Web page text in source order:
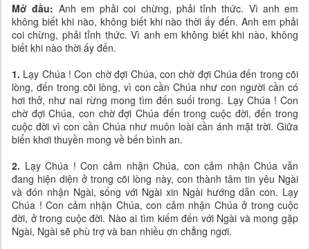
Mở đầu: Anh em phải coi chừng, phải tỉnh thức. Vì anh em
không biết khi nào, không biết khi nào thời ấy đến. Anh em phải
coi chừng, phải tỉnh thức. Vì anh em không biết khi nào, không
biết khi nào thời ấy đến.
1. Lạy Chúa ! Con chờ đợi Chúa, con chờ đợi Chúa đến trong cõi
lòng, đến trong cõi lòng, vì con cần Chúa như con người cần có
hơi thở, như nai rừng mong tìm đến suối trong. Lạy Chúa ! Con
chờ đợi Chúa, con chờ đợi Chúa đến trong cuộc đời, đến trong
cuộc đời vì con cần Chúa như muôn loài cần ánh mặt trời. Giữa
biển khơi thuyền mong về bến bình an.
2. Lạy Chúa ! Con cảm nhận Chúa, con cảm nhận Chúa vẫn
đang hiện diện ở trong cõi lòng này, con thành tâm tin yêu Ngài
và đón nhận Ngài, sống với Ngài xin Ngài hướng dẫn con. Lạy
Chúa ! Con cảm nhận Chúa, con cảm nhận Chúa ở trong cuộc
đời, ở trong cuộc đời. Nào ai tìm kiếm đến với Ngài và mong gặp
Ngài, Ngài sẽ phù trợ và ban nhiều ơn chẳng ngơi.